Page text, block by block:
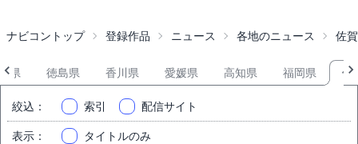
ナビコントップ 登録作品 ニュース 各地のニュース 佐
県 徳島県 香川県 愛媛県 高知県 福岡県 佐
絞込 ： 索引 配信サイト
表示 ： タイトルのみ